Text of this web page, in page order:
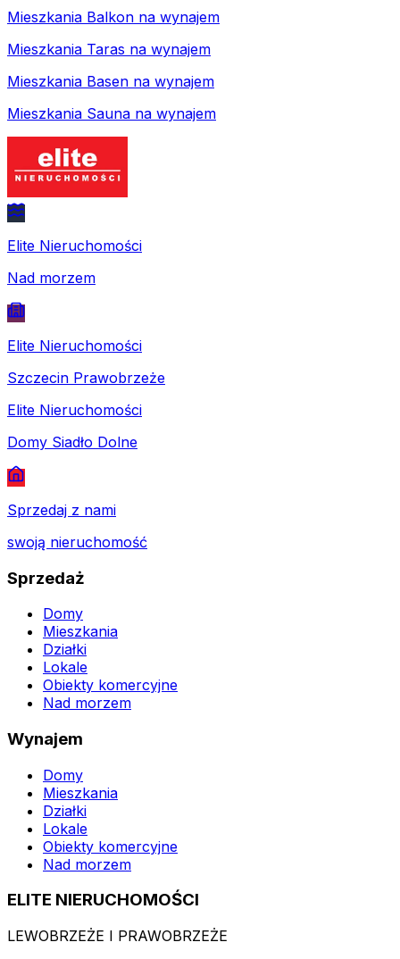
Mieszkania Balkon na wynajem
Mieszkania Taras na wynajem
Mieszkania Basen na wynajem
Mieszkania Sauna na wynajem
Elite Nieruchomości
Nad morzem
Elite Nieruchomości
Szczecin Prawobrzeże
Elite Nieruchomości
Domy Siadło Dolne
Sprzedaj z nami
swoją nieruchomość
Sprzedaż
Domy
Mieszkania
Działki
Lokale
Obiekty komercyjne
Nad morzem
Wynajem
Domy
Mieszkania
Działki
Lokale
Obiekty komercyjne
Nad morzem
ELITE NIERUCHOMOŚCI
LEWOBRZEŻE I PRAWOBRZEŻE